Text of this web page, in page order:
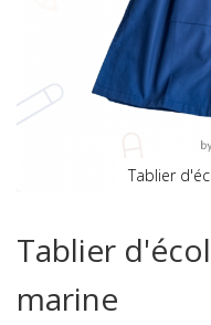
Tablier
the
beginning
of
the
Tablier
marine